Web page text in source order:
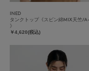
INED
タンクトップ《スビン綿MIX天竺/A-
》
￥4,620(税込)